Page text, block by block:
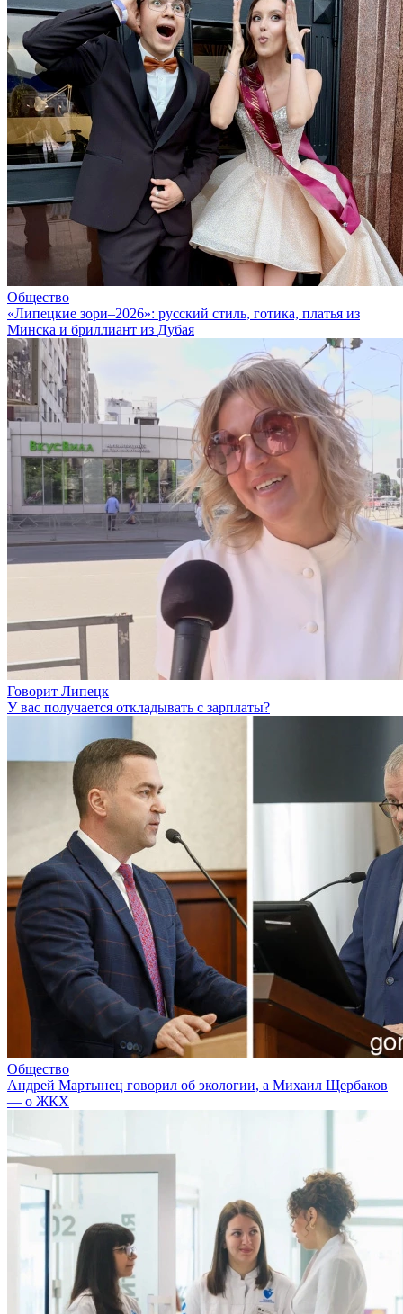
Общество
«Липецкие зори–2026»: русский стиль, готика, платья из
Минска и бриллиант из Дубая
Говорит Липецк
У вас получается откладывать с зарплаты?
Общество
Андрей Мартынец говорил об экологии, а Михаил Щербаков
— о ЖКХ